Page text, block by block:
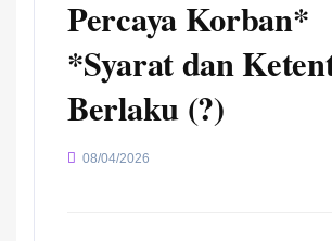
Percaya Korban*
*Syarat dan
Berlaku (?)
08/04/2026